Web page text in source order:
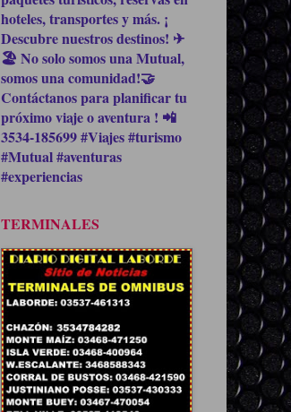
hoteles, transportes y más. ¡
Descubre nuestros destinos! ✈
🏖 No solo somos una Mutual,
somos una comunidad!🤝
Contáctanos para planificar tu
próximo viaje o aventura ! 📲
3534-185699 #Viajes #turismo
#Mutual #aventuras
#experiencias
TERMINALES